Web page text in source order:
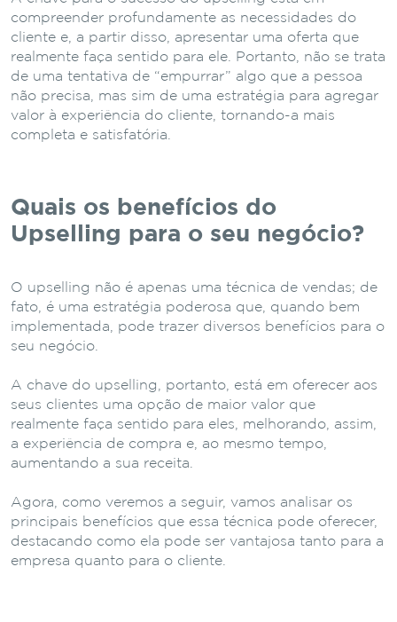
compreender profundamente as necessidades do
cliente e, a partir disso, apresentar uma oferta que
realmente faça sentido para ele. Portanto, não se trata
de uma tentativa de “empurrar” algo que a pessoa
não precisa, mas sim de uma estratégia para agregar
valor à experiência do cliente, tornando-a mais
completa e satisfatória.
Quais os benefícios do
Upselling para o seu negócio?
O upselling não é apenas uma técnica de vendas; de
fato, é uma estratégia poderosa que, quando bem
implementada, pode trazer diversos benefícios para o
seu negócio.
A chave do upselling, portanto, está em oferecer aos
seus clientes uma opção de maior valor que
realmente faça sentido para eles, melhorando, assim,
a experiência de compra e, ao mesmo tempo,
aumentando a sua receita.
Agora, como veremos a seguir, vamos analisar os
principais benefícios que essa técnica pode oferecer,
destacando como ela pode ser vantajosa tanto para a
empresa quanto para o cliente.